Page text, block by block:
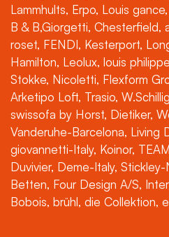
Lammhults, Erpo, Louis
B & B,Giorgetti, Chesterfield,
roset, FENDI, Kesterport,
Hamilton, Leolux, louis
Stokke, Nicoletti, Flexform
Arketipo Loft, Trasio,
swissofa by Horst, Dietiker,
Vanderuhe-Barcelona, Living
giovannetti-Italy, Koinor,
Duvivier, Deme-Italy,
Betten, Four Design A/S,
Bobois, brühl, die Collektion,